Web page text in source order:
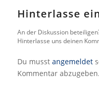
Hinterlasse
An der Diskussion
Hinterlasse uns deinen
Du musst angemeldet
Kommentar abzugeben.